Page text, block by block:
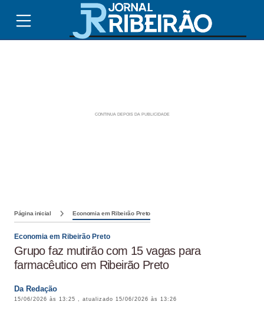
Página inicial Economia em Ribeirão Preto
Economia em Ribeirão Preto
Grupo faz mutirão com 15 vagas para
farmacêutico em Ribeirão Preto
Da Redação
15/06/2026 às 13:25 , atualizado 15/06/2026 às 13:26